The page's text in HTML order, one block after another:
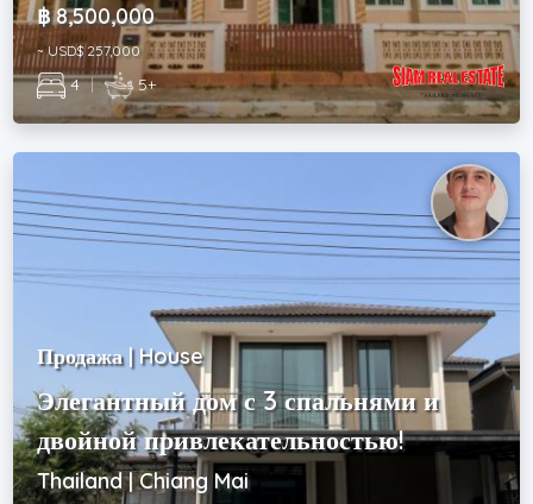
฿ 8,500,000
~ USD$ 257,000
4 | 5+
Продажа | House
Элегантный дом с 3 спальнями и
двойной привлекательностью!
Thailand | Chiang Mai